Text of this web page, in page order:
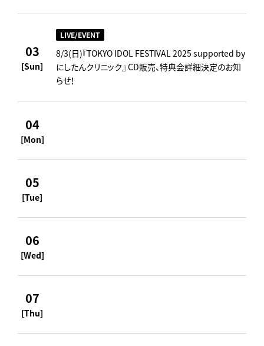
03
[Sun]
LIVE/EVENT
8/3(日)『TOKYO IDOL FESTIVAL 2025 supported by
にしたんクリニック』 CD販売、特典会詳細決定のお知
らせ！
04
[Mon]
05
[Tue]
06
[Wed]
07
[Thu]